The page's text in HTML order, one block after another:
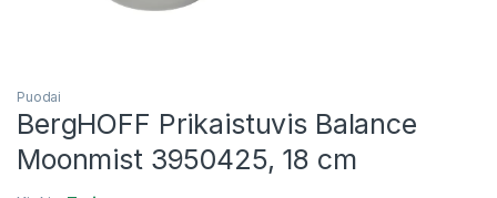
Puodai
BergHOFF Prikaistuvis Balance
Moonmist 3950425, 18 cm